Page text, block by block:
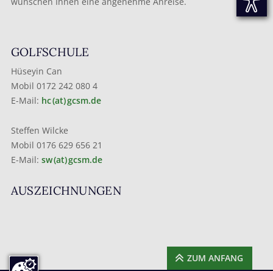
GOLFSCHULE
Hüseyin Can
Mobil 0172 242 080 4
E-Mail: hc (at) gcsm.de
Steffen Wilcke
Mobil 0176 629 656 21
E-Mail: sw (at) gcsm.de
AUSZEICHNUNGEN
ZUM ANFANG